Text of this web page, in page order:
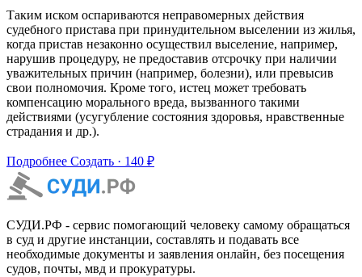
Таким иском оспариваются неправомерных действия
судебного пристава при принудительном выселении из жилья,
когда пристав незаконно осуществил выселение, например,
нарушив процедуру, не предоставив отсрочку при наличии
уважительных причин (например, болезни), или превысив
свои полномочия. Кроме того, истец может требовать
компенсацию морального вреда, вызванного такими
действиями (усугубление состояния здоровья, нравственные
страдания и др.).
Подробнее Создать · 140 ₽
СУДИ.РФ - сервис помогающий человеку самому обращаться
в суд и другие инстанции, составлять и подавать все
необходимые документы и заявления онлайн, без посещения
судов, почты, мвд и прокуратуры.